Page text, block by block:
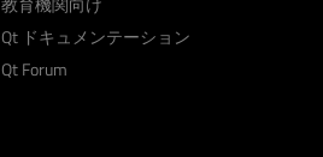
Qt ドキュメンテーション
Qt Forum